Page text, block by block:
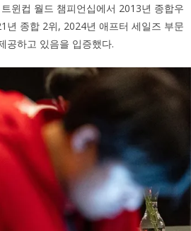
윈컵 월드 챔피언십에서 2013년 종합우
년 종합 2위, 2024년 애프터 세일즈 부문
공하고 있음을 입증했다.